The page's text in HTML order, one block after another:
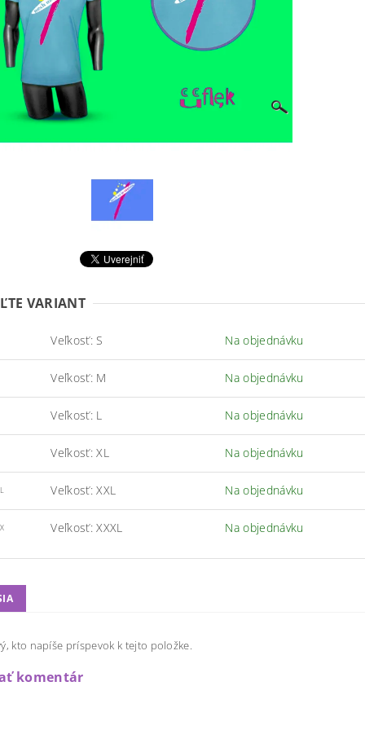
VARIANT
Veľkosť: S Na objednávku
Veľkosť: M Na objednávku
Veľkosť: L Na objednávku
Veľkosť: XL Na objednávku
Veľkosť: XXL Na objednávku
Veľkosť: XXXL Na objednávku
kto napíše príspevok k tejto položke.
komentár